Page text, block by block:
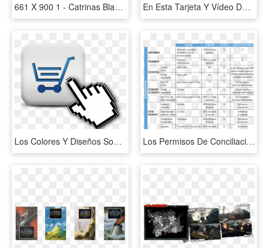
661 X 900 1 - Catrinas Blanco Y Negro, HD Png Download En Esta Tarjeta Y Vídeo De Año Nuevo Podemos Ver Cómo - 1st Birthday, HD Png Download
Los Colores Y Diseños Son Personalizados Al Cliente - Transparent Background Mouse Png, Png Download Los Permisos De Conciliación Perjudican A Empresas - Permisos De Los Trabajadores, HD Png Download